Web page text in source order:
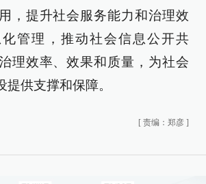
，提升社会服务能力和治理效
管理，推动社会信息公开共
理效率、效果和质量，为社会
供支撑和保障。
[ 责编：郑彦 ]